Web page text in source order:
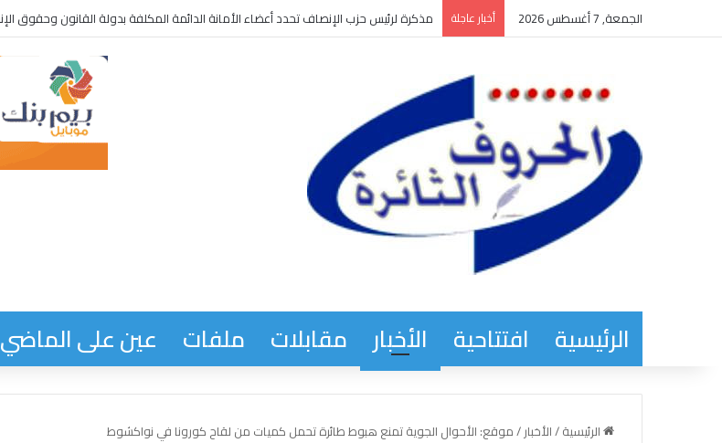
الجمعة, 7 أغسطس 2026 أخبار عاجلة حول ما أراد فخامة رئيس الجمهورية من نتائج للحوار الوطني
الرئيسية افتتاحية الأخبار مقابلات ملفات عين على الماضي
الرئيسية/الأخبار/موقع: الأحوال الجوية تمنع هبوط طائرة تحمل كميات من لقاح كورونا في نواكشوط